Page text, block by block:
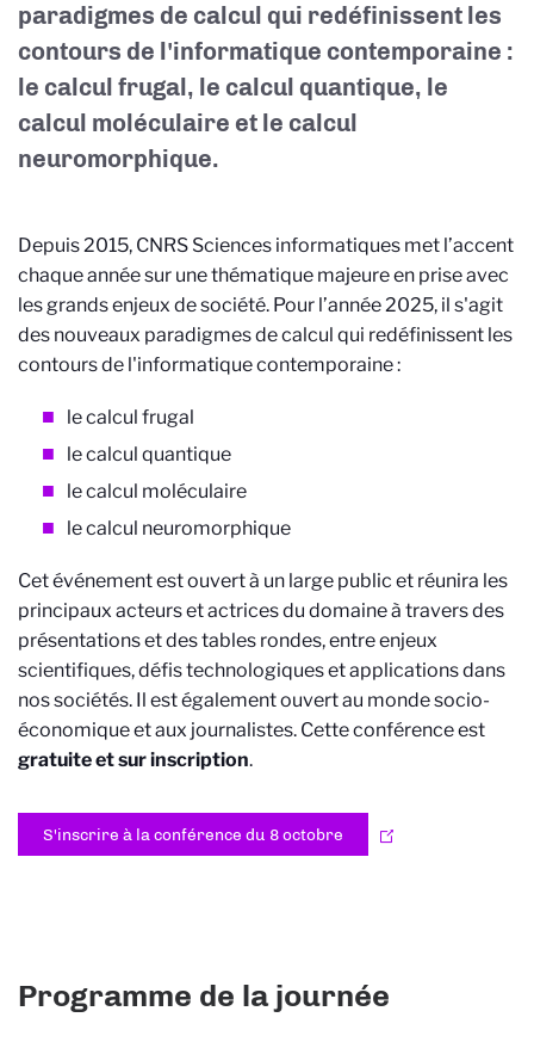
paradigmes de calcul qui redéfinissent les
contours de l'informatique contemporaine :
le calcul frugal, le calcul quantique, le
calcul moléculaire et le calcul
neuromorphique.
Depuis 2015, CNRS Sciences informatiques met l’accent
chaque année sur une thématique majeure en prise avec
les grands enjeux de société. Pour l’année 2025, il s'agit
des nouveaux paradigmes de calcul qui redéfinissent les
contours de l'informatique contemporaine :
lecalcul frugal
lecalcul quantique
lecalcul moléculaire
lecalcul neuromorphique
Cet événement est ouvert à un large public et réunira les
principaux acteurs et actrices du domaine à travers des
présentations et des tables rondes, entre enjeux
scientifiques, défis technologiques et applications dans
nos sociétés. Il est également ouvert au monde socio-
économique et aux journalistes. Cette conférence est
gratuite et sur inscription.
S'inscrire à la conférence du 8 octobre
Programme de la journée